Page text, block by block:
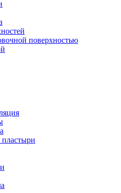
поверхностью